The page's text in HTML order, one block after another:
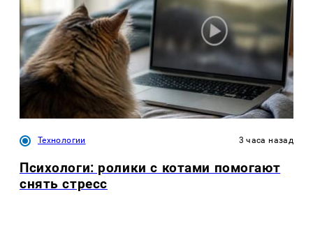
Технологии 3 часа назад
Психологи: ролики с котами помогают
снять стресс